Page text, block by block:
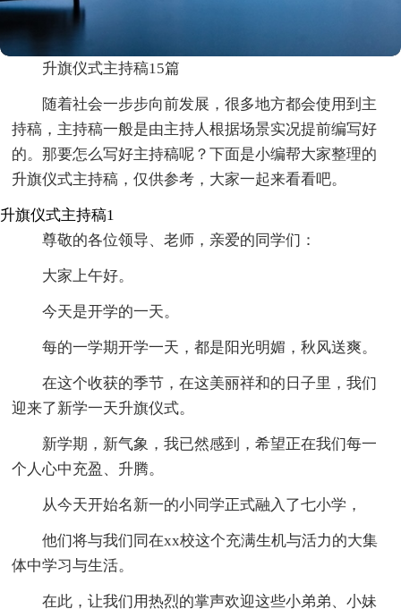
升旗仪式主持稿15篇
随着社会一步步向前发展，很多地方都会使用到主
持稿，主持稿一般是由主持人根据场景实况提前编写好
的。那要怎么写好主持稿呢？下面是小编帮大家整理的
升旗仪式主持稿，仅供参考，大家一起来看看吧。
升旗仪式主持稿1
尊敬的各位领导、老师，亲爱的同学们：
大家上午好。
今天是开学的一天。
每的一学期开学一天，都是阳光明媚，秋风送爽。
在这个收获的季节，在这美丽祥和的日子里，我们
迎来了新学一天升旗仪式。
新学期，新气象，我已然感到，希望正在我们每一
个人心中充盈、升腾。
从今天开始名新一的小同学正式融入了七小学，
他们将与我们同在xx校这个充满生机与活力的大集
体中学习与生活。
在此，让我们用热烈的掌声欢迎这些小弟弟、小妹